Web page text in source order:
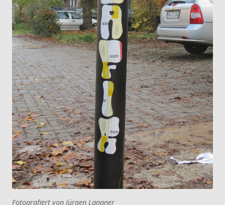
Fotografiert von Jürgen Langner